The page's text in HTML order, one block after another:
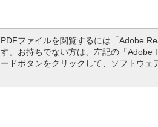
PDFファイルを閲覧するには「Adobe
す。お持ちでない方は、左記の「Adobe
ードボタンをクリックして、ソフトウェ